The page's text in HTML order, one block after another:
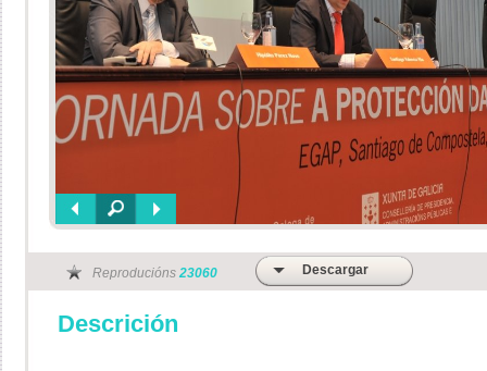
Reproducións 23060 Descargar
Descrición